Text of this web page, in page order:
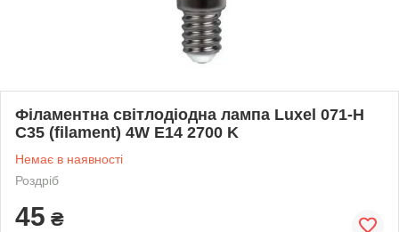
Філаментна світлодіодна лампа Luxel 071-H
C35 (filament) 4W E14 2700 K
Немає в наявності
Роздріб
45 ₴